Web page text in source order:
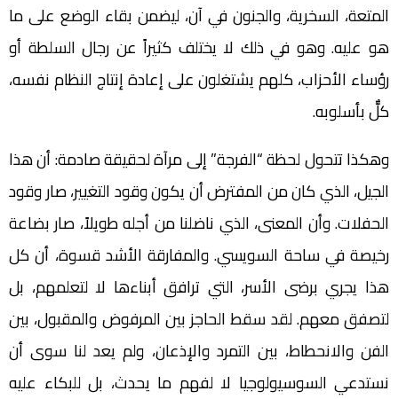
المتعة، السخرية، والجنون في آن، ليضمن بقاء الوضع على ما
هو عليه. وهو في ذلك لا يختلف كثيراً عن رجال السلطة أو
رؤساء الأحزاب، كلهم يشتغلون على إعادة إنتاج النظام نفسه،
كلٌّ بأسلوبه.
وهكذا تتحول لحظة “الفرجة” إلى مرآة لحقيقة صادمة: أن هذا
الجيل، الذي كان من المفترض أن يكون وقود التغيير، صار وقود
الحفلات. وأن المعنى، الذي ناضلنا من أجله طويلاً، صار بضاعة
رخيصة في ساحة السويسي. والمفارقة الأشد قسوة، أن كل
هذا يجري برضى الأسر، التي ترافق أبناءها لا لتعلمهم، بل
لتصفق معهم. لقد سقط الحاجز بين المرفوض والمقبول، بين
الفن والانحطاط، بين التمرد والإذعان، ولم يعد لنا سوى أن
نستدعي السوسيولوجيا لا لفهم ما يحدث، بل للبكاء عليه